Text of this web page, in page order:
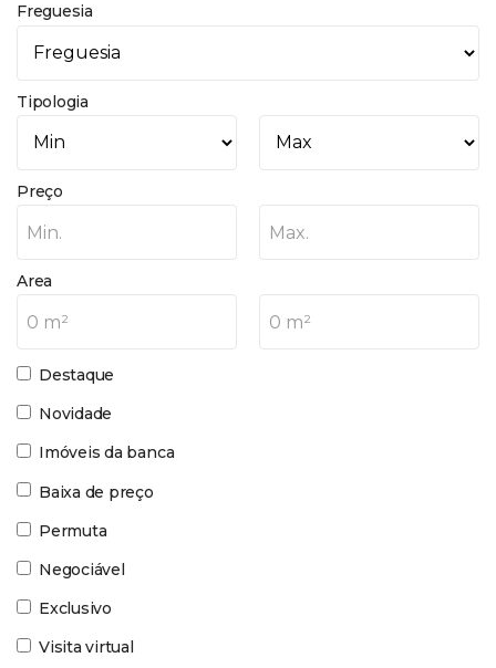
Freguesia
Tipologia
Preço
Min. Max.
Area
0 m² 0 m²
Destaque
Novidade
Imóveis da banca
Baixa de preço
Permuta
Negociável
Exclusivo
Visita virtual